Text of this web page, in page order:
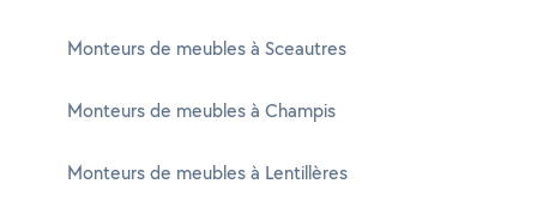
Monteurs de meubles à Sceautres
Monteurs de meubles à Champis
Monteurs de meubles à Lentillères